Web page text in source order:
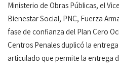
Ministerio de Obras Públicas, el
Bienestar Social, PNC, Fuerza
fase de confianza del Plan Cero
Centros Penales duplicó la
articulado que permite la entrega